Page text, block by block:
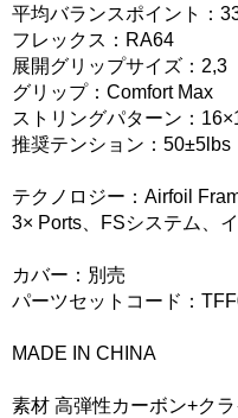
平均バランスポイント：
フレックス：RA64
展開グリップサイズ：2,3
グリップ：Comfort Max
ストリングパターン：
推奨テンション：50±5lbs
テクノロジー：Airfoil
3× Ports、FSシステム、
カバー：別売
パーツセットコード：
MADE IN CHINA
素材 高弾性カーボン+ク